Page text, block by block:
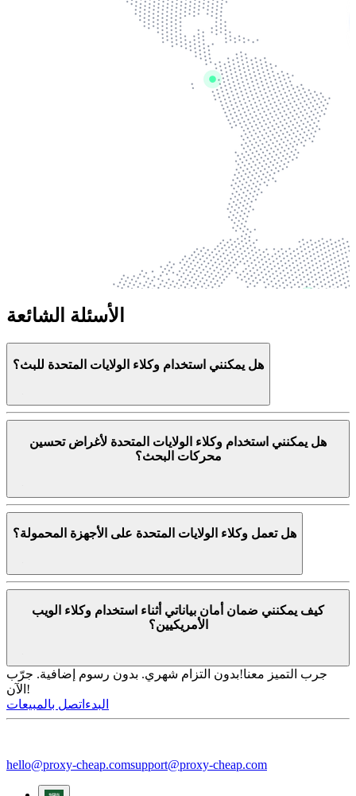
الأسئلة الشائعة
هل يمكنني استخدام وكلاء الولايات المتحدة للبث؟
هل يمكنني استخدام وكلاء الولايات المتحدة لأغراض تحسين
محركات البحث؟
هل تعمل وكلاء الولايات المتحدة على الأجهزة المحمولة؟
كيف يمكنني ضمان أمان بياناتي أثناء استخدام وكلاء الويب
الأمريكيين؟
جرب التميز معنا!بدون التزام شهري. بدون رسوم إضافية. جرّب
الآن!
البدء اتصل بالمبيعات
hello@proxy-cheap.comsupport@proxy-cheap.com